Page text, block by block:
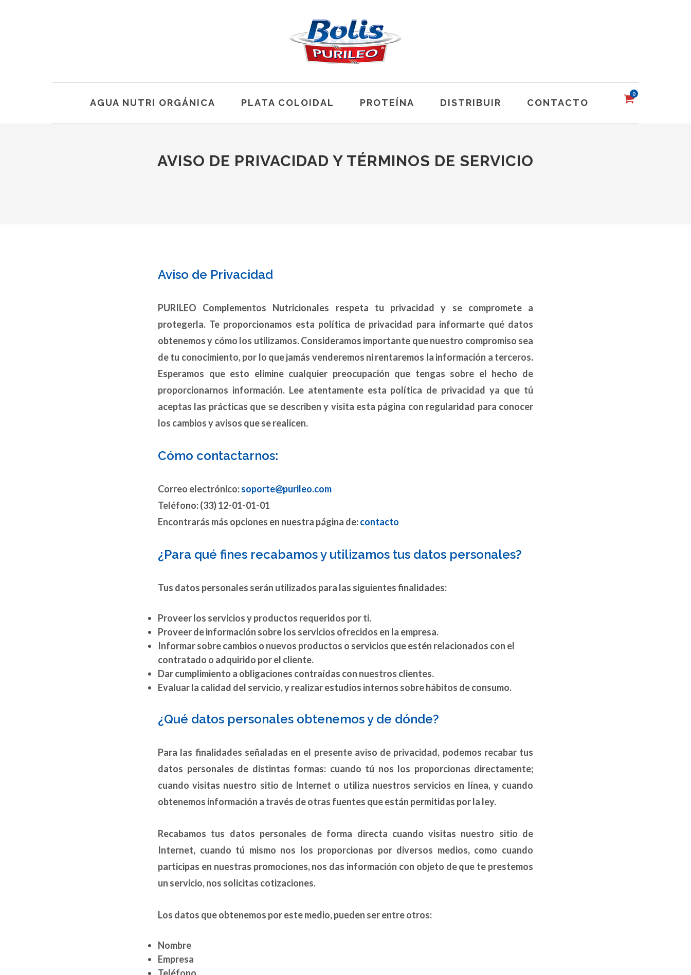
AGUA NUTRI ORGÁNICA PLATA COLOIDAL PROTEÍNA DISTRIBUIR CONTACTO
0
AVISO DE PRIVACIDAD Y TÉRMINOS DE SERVICIO
Aviso de Privacidad
PURILEO Complementos Nutricionales respeta tu privacidad y se compromete a
protegerla. Te proporcionamos esta política de privacidad para informarte qué datos
obtenemos y cómo los utilizamos. Consideramos importante que nuestro compromiso sea
de tu conocimiento, por lo que jamás venderemos ni rentaremos la información a terceros.
Esperamos que esto elimine cualquier preocupación que tengas sobre el hecho de
proporcionarnos información. Lee atentamente esta política de privacidad ya que tú
aceptas las prácticas que se describen y visita esta página con regularidad para conocer
los cambios y avisos que se realicen.
Cómo contactarnos:
Correo electrónico:soporte@purileo.com
Teléfono: (33) 12-01-01-01
Encontrarás más opciones en nuestra página de:contacto
¿Para qué fines recabamos y utilizamos tus datos personales?
Tus datos personales serán utilizados para las siguientes finalidades:
Proveer los servicios y productos requeridos por ti.
Proveer de información sobre los servicios ofrecidos en la empresa.
Informar sobre cambios o nuevos productos o servicios que estén relacionados con el
contratado o adquirido por el cliente.
Dar cumplimiento a obligaciones contraídas con nuestros clientes.
Evaluar la calidad del servicio, y realizar estudios internos sobre hábitos de consumo.
¿Qué datos personales obtenemos y de dónde?
Para las finalidades señaladas en el presente aviso de privacidad, podemos recabar tus
datos personales de distintas formas: cuando tú nos los proporcionas directamente;
cuando visitas nuestro sitio de Internet o utiliza nuestros servicios en línea, y cuando
obtenemos información a través de otras fuentes que están permitidas por la ley.
Recabamos tus datos personales de forma directa cuando visitas nuestro sitio de
Internet, cuando tú mismo nos los proporcionas por diversos medios, como cuando
participas en nuestras promociones, nos das información con objeto de que te prestemos
un servicio, nos solicitas cotizaciones.
Los datos que obtenemos por este medio, pueden ser entre otros:
Nombre
Empresa